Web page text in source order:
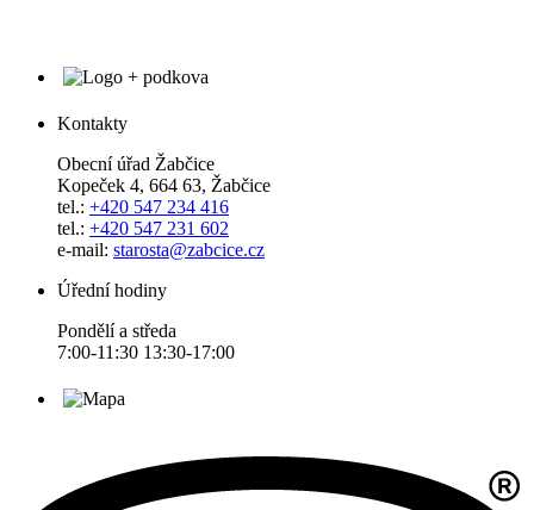
Kontakty
Obecní úřad Žabčice
Kopeček 4, 664 63, Žabčice
tel.: +420 547 234 416
tel.: +420 547 231 602
e-mail: starosta@zabcice.cz
Úřední hodiny
Pondělí a středa
7:00-11:30 13:30-17:00